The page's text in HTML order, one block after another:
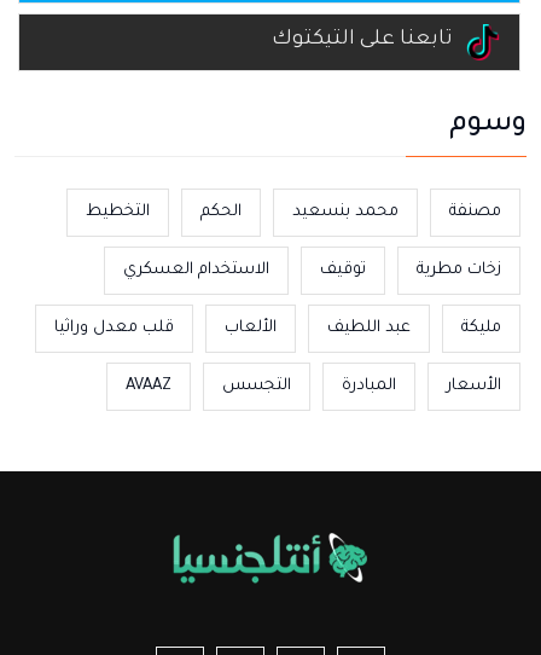
تابعنا على التيكتوك
وسوم
مصنفة محمد بنسعيد الحكم التخطيط
زخات مطرية توقيف الاستخدام العسكري
مليكة عبد اللطيف الألعاب قلب معدل وراثيا
الأسعار المبادرة التجسس AVAAZ